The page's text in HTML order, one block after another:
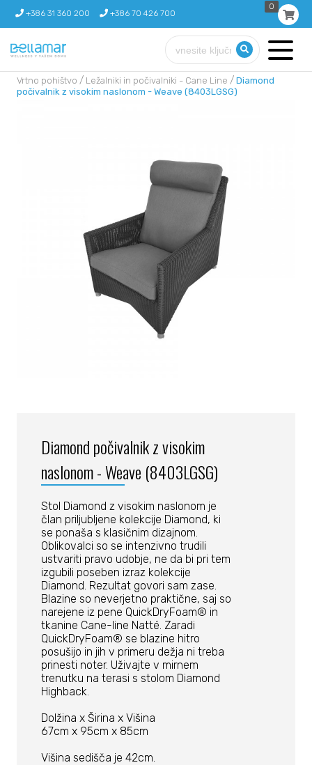
+386 31 360 200 +386 70 426 700
0
Vrtno pohištvo / Ležalniki in počivalniki - Cane Line / Diamond
počivalnik z visokim naslonom - Weave (8403LGSG)
Diamond počivalnik z visokim
naslonom - Weave (8403LGSG)
Stol Diamond z visokim naslonom je
član priljubljene kolekcije Diamond, ki
se ponaša s klasičnim dizajnom.
Oblikovalci so se intenzivno trudili
ustvariti pravo udobje, ne da bi pri tem
izgubili poseben izraz kolekcije
Diamond. Rezultat govori sam zase.
Blazine so neverjetno praktične, saj so
narejene iz pene QuickDryFoam® in
tkanine Cane-line Natté. Zaradi
QuickDryFoam® se blazine hitro
posušijo in jih v primeru dežja ni treba
prinesti noter. Uživajte v mirnem
trenutku na terasi s stolom Diamond
Highback.
Dolžina x Širina x Višina
67cm x 95cm x 85cm
Višina sedišča je 42cm.